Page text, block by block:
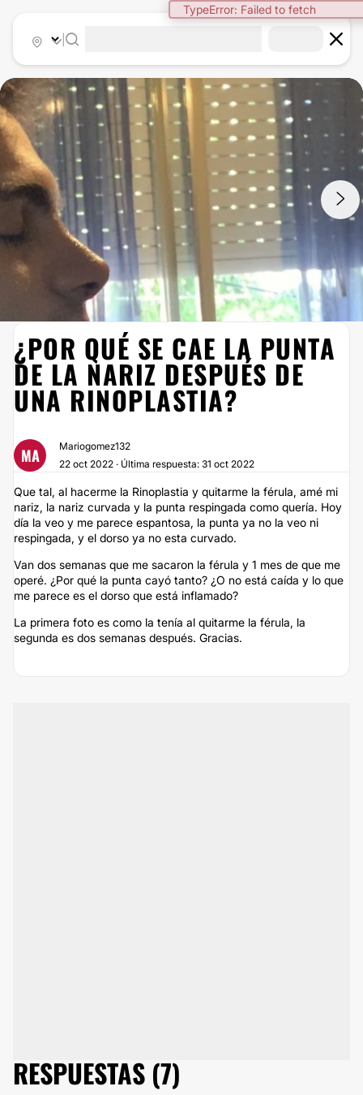
TypeError: Failed to fetch
RINOPLASTIA
¿POR QUÉ SE CAE LA PUNTA
DE LA NARIZ DESPUÉS DE
UNA RINOPLASTIA?
MA
Mariogomez132
22 oct 2022 · Última respuesta: 31 oct 2022
Que tal, al hacerme la Rinoplastia y quitarme la férula, amé mi
nariz, la nariz curvada y la punta respingada como quería. Hoy
día la veo y me parece espantosa, la punta ya no la veo ni
respingada, y el dorso ya no esta curvado.
Van dos semanas que me sacaron la férula y 1 mes de que me
operé. ¿Por qué la punta cayó tanto? ¿O no está caída y lo que
me parece es el dorso que está inflamado?
La primera foto es como la tenía al quitarme la férula, la
segunda es dos semanas después. Gracias.
RESPUESTAS (7)